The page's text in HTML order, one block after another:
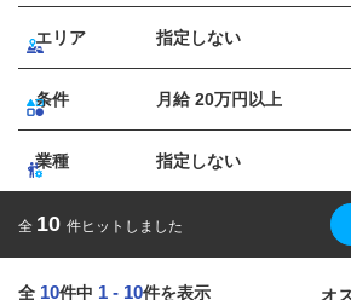
エリア 指定しない
条件 月給 20万円以上
業種 指定しない
全 10 件ヒットしました
全 10件中 1 - 10件を表示